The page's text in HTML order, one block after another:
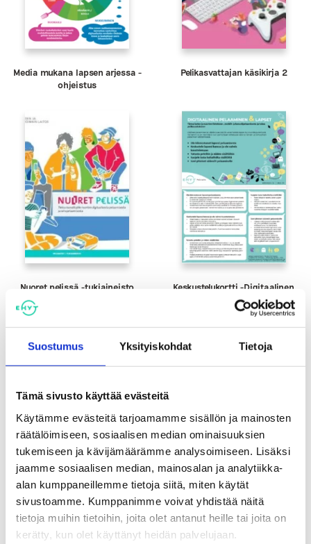
Suostumus Yksityiskohdat Tietoja
Tämä sivusto käyttää evästeitä
Käytämme evästeitä tarjoamamme sisällön ja mainosten
räätälöimiseen, sosiaalisen median ominaisuuksien
tukemiseen ja kävijämäärämme analysoimiseen. Lisäksi
jaamme sosiaalisen median, mainosalan ja analytiikka-
alan kumppaneillemme tietoja siitä, miten käytät
sivustoamme. Kumppanimme voivat yhdistää näitä
tietoja muihin tietoihin, joita olet antanut heille tai joita on
kerätty, kun olet käyttänyt heidän palvelujaan.
Media mukana lapsen arjessa -
ohjeistus
Pelikasvattajan käsikirja 2
Nuoret pelissä -tukiaineisto
Keskustelukortti -Digitaalinen
pelaaminen ja lapset
Tutustu myös